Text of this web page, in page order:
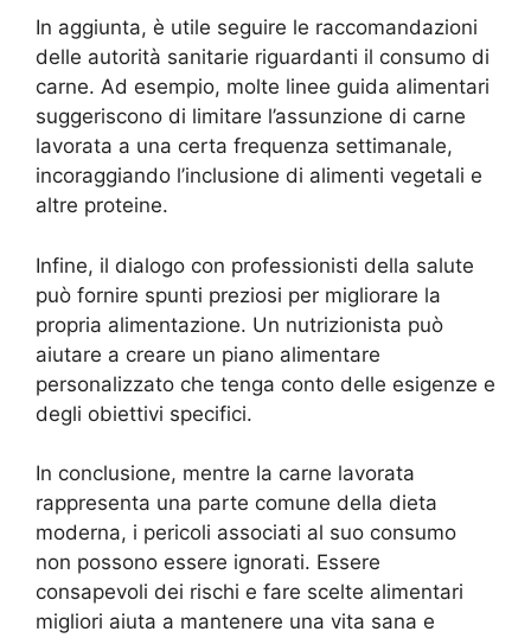
In aggiunta, è utile seguire le raccomandazioni
delle autorità sanitarie riguardanti il consumo di
carne. Ad esempio, molte linee guida alimentari
suggeriscono di limitare l’assunzione di carne
lavorata a una certa frequenza settimanale,
incoraggiando l’inclusione di alimenti vegetali e
altre proteine.
Infine, il dialogo con professionisti della salute
può fornire spunti preziosi per migliorare la
propria alimentazione. Un nutrizionista può
aiutare a creare un piano alimentare
personalizzato che tenga conto delle esigenze e
degli obiettivi specifici.
In conclusione, mentre la carne lavorata
rappresenta una parte comune della dieta
moderna, i pericoli associati al suo consumo
non possono essere ignorati. Essere
consapevoli dei rischi e fare scelte alimentari
migliori aiuta a mantenere una vita sana e